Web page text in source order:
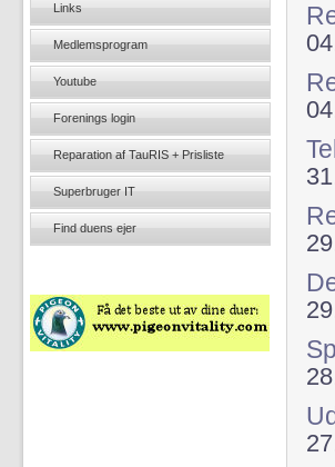
Links
Medlemsprogram
Youtube
Forenings login
Reparation af TauRIS + Prisliste
Superbruger IT
Find duens ejer